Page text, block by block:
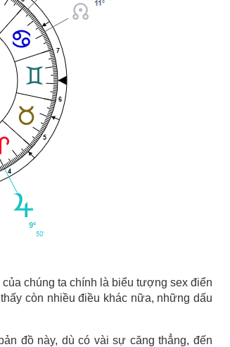
chúng ta chính là biểu tượng sex điển
còn nhiều điều khác nữa, những dấu
đồ này, dù có vài sự căng thẳng, đến